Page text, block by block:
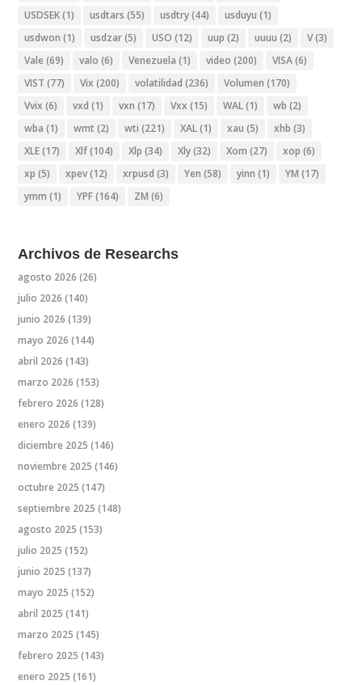
USDSEK(1) usdtars (55) usdtry(44) usduyu (1)
usdwon (1) usdzar(5) USO (12) uup (2) uuuu (2) V(3)
Vale (69) valo (6) Venezuela (1) video (200) VISA(6)
VIST (77) Vix (200) volatilidad (236) Volumen (170)
Vvix (6) vxd (1) vxn (17) Vxx (15) WAL(1) wb (2)
wba (1) wmt (2) wti (221) XAL(1) xau (5) xhb (3)
XLE(17) Xlf(104) Xlp (34) Xly(32) Xom (27) xop (6)
xp (5) xpev(12) xrpusd (3) Yen (58) yinn (1) YM (17)
ymm (1) YPF(164) ZM (6)
Archivos de Researchs
agosto 2026 (26)
julio 2026 (140)
junio 2026 (139)
mayo 2026 (144)
abril 2026 (143)
marzo 2026 (153)
febrero 2026 (128)
enero 2026 (139)
diciembre 2025 (146)
noviembre 2025 (146)
octubre 2025 (147)
septiembre 2025 (148)
agosto 2025 (153)
julio 2025 (152)
junio 2025 (137)
mayo 2025 (152)
abril 2025 (141)
marzo 2025 (145)
febrero 2025 (143)
enero 2025 (161)